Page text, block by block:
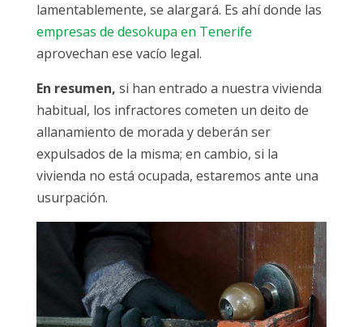
lamentablemente, se alargará. Es ahí donde las
empresas de desokupa en Tenerife
aprovechan ese vacío legal.
En resumen, si han entrado a nuestra vivienda
habitual, los infractores cometen un deito de
allanamiento de morada y deberán ser
expulsados de la misma; en cambio, si la
vivienda no está ocupada, estaremos ante una
usurpación.